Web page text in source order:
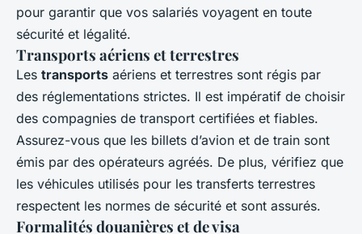
pour garantir que vos salariés voyagent en toute
sécurité et légalité.
Transports aériens et terrestres
Les transports aériens et terrestres sont régis par
des réglementations strictes. Il est impératif de choisir
des compagnies de transport certifiées et fiables.
Assurez-vous que les billets d’avion et de train sont
émis par des opérateurs agréés. De plus, vérifiez que
les véhicules utilisés pour les transferts terrestres
respectent les normes de sécurité et sont assurés.
Formalités douanières et de visa